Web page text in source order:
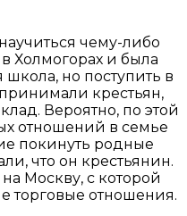
чему-либо
Холмогорах и была
школа, но поступить в
крестьян,
Вероятно, по этой
отношений в семье
покинуть родные
что он крестьянин.
Москву, с которой
отношения.